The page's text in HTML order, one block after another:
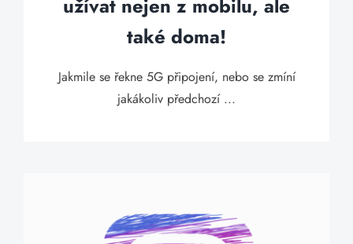
užívat nejen z mobilu, ale
také doma!
Jakmile se řekne 5G připojení, nebo se zmíní
jakákoliv předchozí ...